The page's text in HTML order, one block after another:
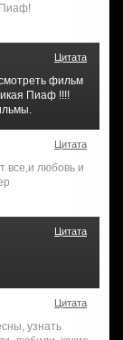
Пиаф!
Цитата
фильм
Пиаф !!!!
Цитата
все,и любовь и
Цитата
Цитата
узнать